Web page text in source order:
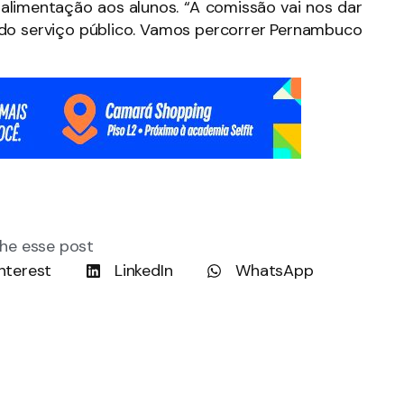
aos alunos. “A comissão vai nos dar
serviço público. Vamos percorrer Pernambuco
esse post
LinkedIn WhatsApp